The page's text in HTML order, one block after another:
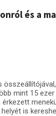
és a
mint 15
is